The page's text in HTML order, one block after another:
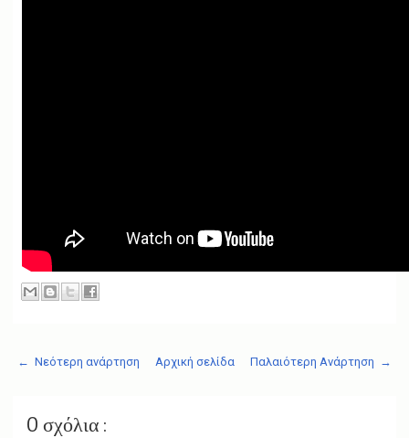
← Νεότερη ανάρτηση Παλαιότερη Ανάρτηση →
Αρχική σελίδα
0 σχόλια :